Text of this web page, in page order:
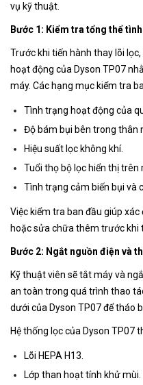
vụ kỹ thuật.
Bước 1: Kiểm tra tổng thể
Trước khi tiến hành thay lõi
hoạt động của Dyson TP07
máy. Các hạng mục kiểm tra
Tình trạng hoạt động của
Độ bám bụi bên trong thân
Hiệu suất lọc không khí.
Tuổi thọ bộ lọc hiển thị trên
Tình trạng cảm biến bụi và
Việc kiểm tra ban đầu giúp
hoặc sửa chữa thêm trước khi
Bước 2: Ngắt nguồn điện và
Kỹ thuật viên sẽ tắt máy và
an toàn trong quá trình thao
dưới của Dyson TP07 để tháo
Hệ thống lọc của Dyson TP07
Lõi HEPA H13.
Lớp than hoạt tính khử mùi.